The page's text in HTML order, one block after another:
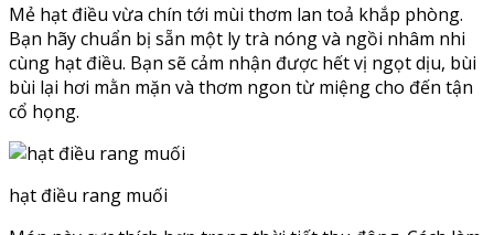
Mẻ hạt điều vừa chín tới mùi thơm lan toả khắp phòng.
Bạn hãy chuẩn bị sẵn một ly trà nóng và ngồi nhâm nhi
cùng hạt điều. Bạn sẽ cảm nhận được hết vị ngọt dịu, bùi
bùi lại hơi mằn mặn và thơm ngon từ miệng cho đến tận
cổ họng.
hạt điều rang muối